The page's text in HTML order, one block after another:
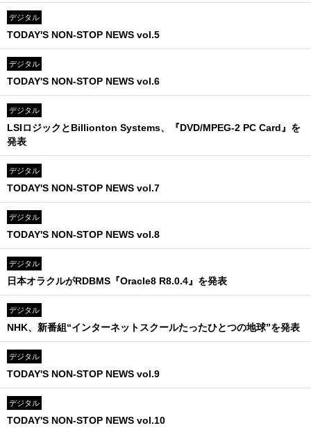
デジタル
TODAY'S NON-STOP NEWS vol.5
デジタル
TODAY'S NON-STOP NEWS vol.6
デジタル
LSIロジックとBillionton Systems、『DVD/MPEG-2 PC Card』を
発表
デジタル
TODAY'S NON-STOP NEWS vol.7
デジタル
TODAY'S NON-STOP NEWS vol.8
デジタル
日本オラクルがRDBMS『Oracle8 R8.0.4』を発表
デジタル
NHK、新番組“インターネットスクールたったひとつの地球”を発表
デジタル
TODAY'S NON-STOP NEWS vol.9
デジタル
TODAY'S NON-STOP NEWS vol.10